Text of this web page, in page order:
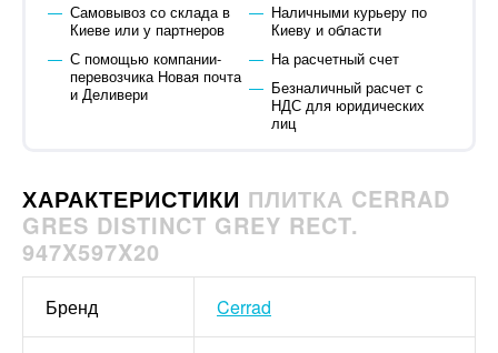
Самовывоз со склада в
Киеве или у партнеров
С помощью компании-
перевозчика Новая почта
и Деливери
Наличными курьеру по
Киеву и области
На расчетный счет
Безналичный расчет с
НДС для юридических
лиц
ХАРАКТЕРИСТИКИ ПЛИТКА CERRAD
GRES DISTINCT GREY RECT.
947X597X20
Бренд Cerrad